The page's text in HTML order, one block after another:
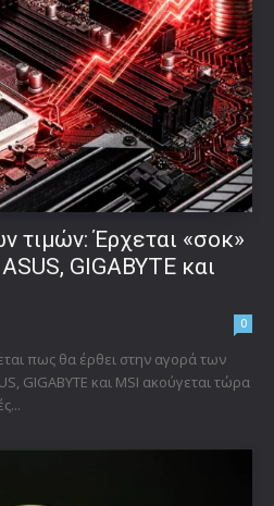
τιμών: Έρχεται «σοκ»
GIGABYTE και
0
πως θα έρθει στην αγορά των
GIGABYTE και MSI ακούγεται τώρα